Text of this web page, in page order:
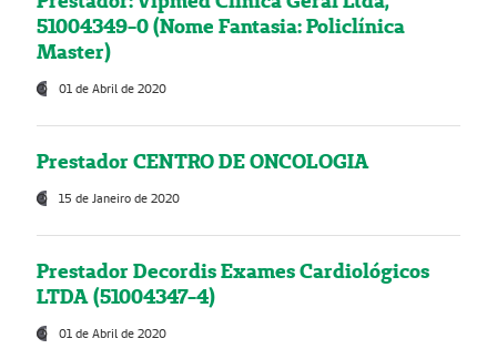
51004349-0 (Nome Fantasia: Policlínica
Master)
01 de Abril de 2020
Prestador CENTRO DE ONCOLOGIA
15 de Janeiro de 2020
Prestador Decordis Exames Cardiológicos
LTDA (51004347-4)
01 de Abril de 2020